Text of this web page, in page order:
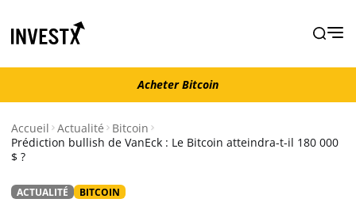
Acheter Bitcoin
Actualité Bitcoin
Acheter Bitcoin
Accueil Actualité
Bitcoin
Prédiction bullish de VanEck : Le Bitcoin atteindra-t-il 180 000
$ ?
ACTUALITÉ BITCOIN